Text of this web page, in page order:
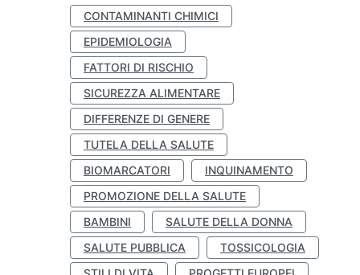
CONTAMINANTI CHIMICI
EPIDEMIOLOGIA
FATTORI DI RISCHIO
SICUREZZA ALIMENTARE
DIFFERENZE DI GENERE
TUTELA DELLA SALUTE
BIOMARCATORI
INQUINAMENTO
PROMOZIONE DELLA SALUTE
BAMBINI
SALUTE DELLA DONNA
SALUTE PUBBLICA
TOSSICOLOGIA